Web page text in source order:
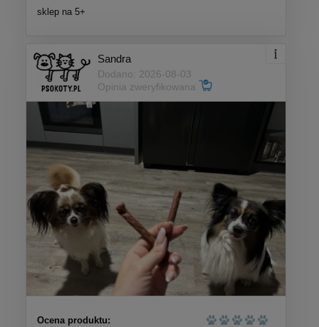
sklep na 5+
Sandra
Dodano: 2026-08-03
Opinia zweryfikowana
Ocena produktu: